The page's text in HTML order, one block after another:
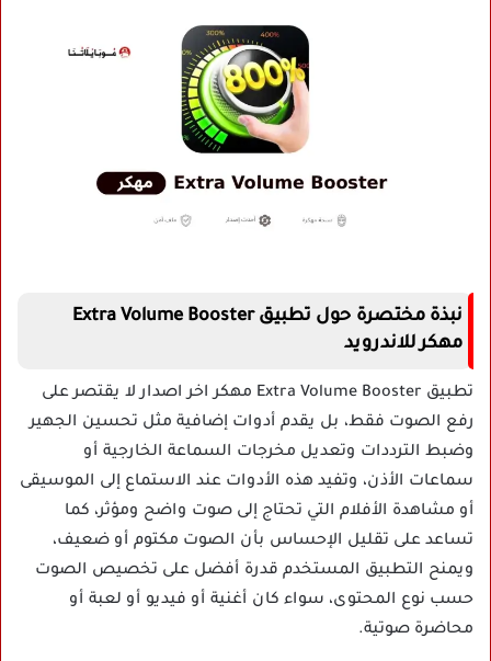
نبذة مختصرة حول تطبيق Extra Volume Booster
مهكر للاندرويد
تطبيق Extra Volume Booster مهكر اخر اصدار لا يقتصر على
رفع الصوت فقط، بل يقدم أدوات إضافية مثل تحسين الجهير
وضبط الترددات وتعديل مخرجات السماعة الخارجية أو
سماعات الأذن، وتفيد هذه الأدوات عند الاستماع إلى الموسيقى
أو مشاهدة الأفلام التي تحتاج إلى صوت واضح ومؤثر، كما
تساعد على تقليل الإحساس بأن الصوت مكتوم أو ضعيف،
ويمنح التطبيق المستخدم قدرة أفضل على تخصيص الصوت
حسب نوع المحتوى، سواء كان أغنية أو فيديو أو لعبة أو
محاضرة صوتية.